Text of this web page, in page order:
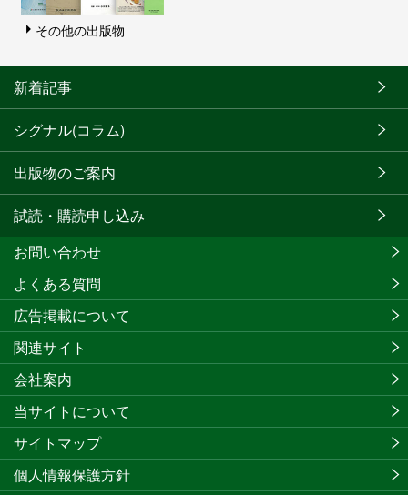
その他の出版物
新着記事
シグナル(コラム)
出版物のご案内
試読・購読申し込み
お問い合わせ
よくある質問
広告掲載について
関連サイト
会社案内
当サイトについて
サイトマップ
個人情報保護方針